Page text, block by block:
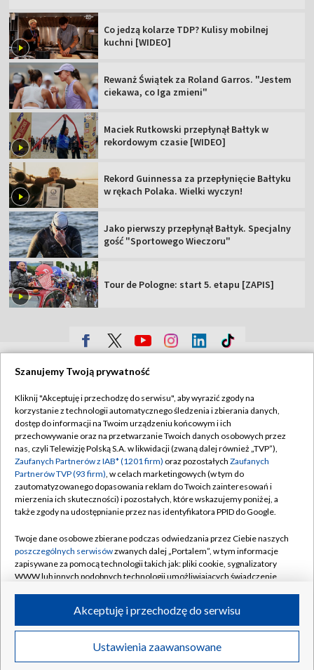
Co jedzą kolarze TDP? Kulisy mobilnej
kuchni [WIDEO]
Rewanż Świątek za Roland Garros. "Jestem
ciekawa, co Iga zmieni"
Maciek Rutkowski przepłynął Bałtyk w
rekordowym czasie [WIDEO]
Rekord Guinnessa za przepłynięcie Bałtyku
w rękach Polaka. Wielki wyczyn!
Jako pierwszy przepłynął Bałtyk. Specjalny
gość "Sportowego Wieczoru"
Tour de Pologne: start 5. etapu [ZAPIS]
Sklep TVP
Biuro Reklamy
Oferta Handlowa
Telegazeta ogłoszenia
Emisja w TVP
Ogłoszenia przetargowe
Akademia Telewizyjna
Centrum informacji TVP
System NOS
Polityka prywatności
Moje zgody
Biuro reklamy
Kontakt
©2026 Telewizja Polska Spółka Akcyjna w likwidacji
Wideo
Szanujemy Twoją prywatność
Kliknij "Akceptuję i przechodzę do serwisu", aby wyrazić zgody na
korzystanie z technologii automatycznego śledzenia i zbierania danych,
dostęp do informacji na Twoim urządzeniu końcowym i ich
przechowywanie oraz na przetwarzanie Twoich danych osobowych przez
nas, czyli Telewizję Polską S.A. w likwidacji (zwaną dalej również „TVP”),
Zaufanych Partnerów z IAB* (1201 firm) oraz pozostałych Zaufanych
Partnerów TVP (93 firm), w celach marketingowych (w tym do
zautomatyzowanego dopasowania reklam do Twoich zainteresowań i
mierzenia ich skuteczności) i pozostałych, które wskazujemy poniżej, a
także zgody na udostępnianie przez nas identyfikatora PPID do Google.
Twoje dane osobowe zbierane podczas odwiedzania przez Ciebie naszych
poszczególnych serwisówzwanych dalej „Portalem”, w tym informacje
zapisywane za pomocą technologii takich jak: pliki cookie, sygnalizatory
WWW lub innych podobnych technologii umożliwiających świadczenie
ruchu w Internecie.
Twoje dane osobowe zbierane podczas odwiedzania przez Ciebie
poszczególnych serwisówna Portalu, takie jak adresy IP, identyfikatory
Ustawienia zaawansowane
Akceptuję i przechodzę do serwisu